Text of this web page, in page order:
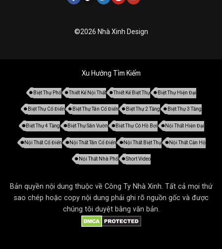
©2026 Nhà Xinh Design
Xu Hướng Tìm Kiếm
Biệt Thự Phố Thiết Kế Nội Thất Thiết Kế Biệt Thự Biệt Thự Hiện Đại
Biệt Thự Cổ Điển Biệt Thự Tân Cổ Điển Biệt Thự 2 Tầng Biệt Thự 3 Tầng
Biệt Thự 4 Tầng Biệt Thự Sân Vườn Biệt Thự Có Hồ Bơi Nội Thất Hiện Đại
Nội Thất Cổ Điển Nội Thất Tân Cổ Điển Nội Thất Biệt Thự Nội Thất Căn Hộ
Nội Thất Nhà Phố Short Video
Bản quyền nội dung thuộc về Công Ty Nhà Xinh. Tất cả mọi thứ
sao chép hoặc copy nội dung phải ghi rõ nguồn gốc và được
chúng tôi duyệt bằng văn bản.